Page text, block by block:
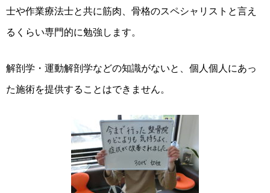
士や作業療法士と共に筋肉、骨格のスペシャリストと言え
るくらい専門的に勉強します。
解剖学・運動解剖学などの知識がないと、個人個人にあっ
た施術を提供することはできません。